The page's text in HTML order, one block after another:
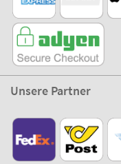
Unsere Partner